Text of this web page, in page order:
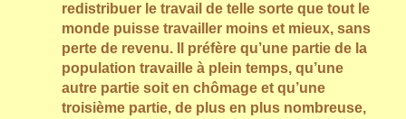
redistribuer le travail de telle sorte que tout le
monde puisse travailler moins et mieux, sans
perte de revenu. Il préfère qu’une partie de la
population travaille à plein temps, qu’une
autre partie soit en chômage et qu’une
troisième partie, de plus en plus nombreuse,